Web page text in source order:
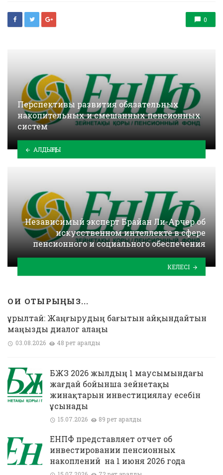
0
Перспективы развития обязательных
накопительных и смешанных пенсионных
систем
АЛДЫҢҒЫ
Независимый эксперт Брайан Ли-Арчер об
искусственном интеллекте в сфере
пенсионного и социального обеспечения
КЕЛЕСІ
ОҚИ ОТЫРЫҢЫЗ...
Құрылтай: Жаңғырудың бағытын айқындайтын
маңызды диалог алаңы
03.08.2026 48 рет қаралды
БЖЗҚ 2026 жылдың 1 маусымындағы
жағдай бойынша зейнетақы
жинақтарын инвестициялау есебін
ұсынады
15.07.2026 89 рет қаралды
ЕНПФ представляет отчет об
инвестировании пенсионных
накоплений на 1 июня 2026 года